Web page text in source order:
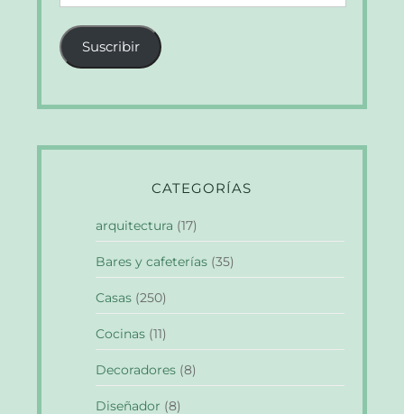
de
correo
electrónico
Suscribir
CATEGORÍAS
arquitectura (17)
Bares y cafeterías (35)
Casas (250)
Cocinas (11)
Decoradores (8)
Diseñador (8)